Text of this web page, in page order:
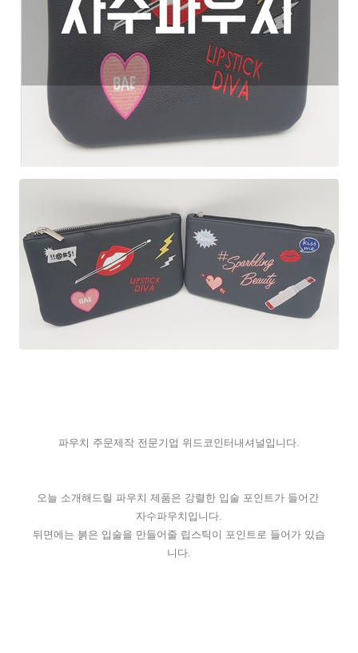
파우치 주문제작 전문기업 위드코인터내셔널입니다.
오늘 소개해드릴 파우치 제품은 강렬한 입술 포인트가 들어간
자수파우치입니다.
뒤면에는 붉은 입술을 만들어줄 립스틱이 포인트로 들어가 있습
니다.